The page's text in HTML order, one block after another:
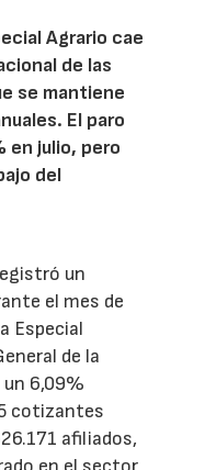
Agrario cae
de las
se mantiene
El paro
en julio, pero
del
un
el mes de
Especial
de la
un 6,09%
cotizantes
afiliados,